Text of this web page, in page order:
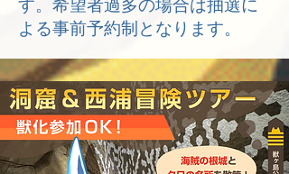
す。希望者過多の場合は抽選に
よる事前予約制となります。